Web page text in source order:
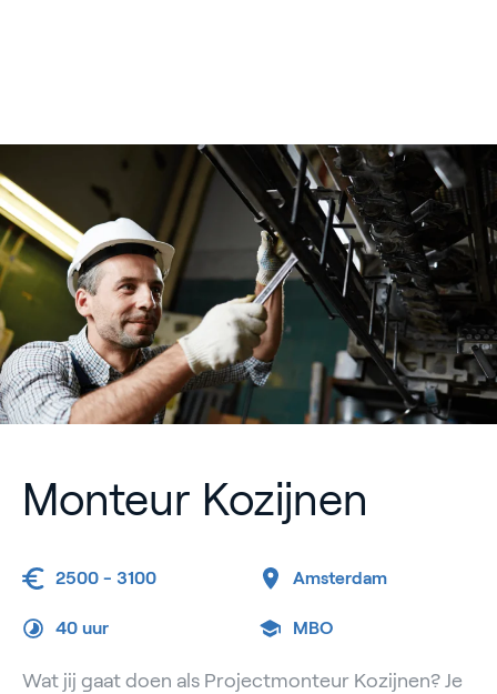
Monteur Kozijnen
2500 - 3100 Amsterdam
40 uur MBO
Wat jij gaat doen als Projectmonteur Kozijnen? Je